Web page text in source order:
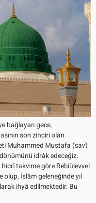
bağlayan gece,
son zinciri olan
Muhammed Mustafa (sav)
idrâk edeceğiz.
takvime göre Rebiülevvel
olup, İslâm geleneğinde yıl
ihyâ edilmektedir. Bu